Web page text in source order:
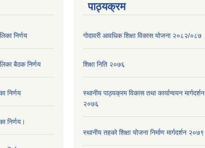
निर्णय
बैठक निर्णय
निर्णय
निर्णय।
पाठ्यक्रम
गोदावरी आवधिक शिक्षा विकास योजना २०८२/०८७
शिक्षा निति २०७६
स्थानीय पाठ्यक्रम विकास तथा कार्यान्वयन मार्गदर्शन
२०७६
स्थानीय तहको शिक्षा योजना निर्माण मार्गदर्शन २०७९